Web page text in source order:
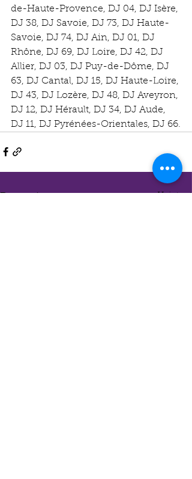
de-Haute-Provence, DJ 04, DJ Isère,
DJ 38, DJ Savoie, DJ 73, DJ Haute-
Savoie, DJ 74, DJ Ain, DJ 01, DJ
Rhône, DJ 69, DJ Loire, DJ 42, DJ
Allier, DJ 03, DJ Puy-de-Dôme, DJ
63, DJ Cantal, DJ 15, DJ Haute-Loire,
DJ 43, DJ Lozère, DJ 48, DJ Aveyron,
DJ 12, DJ Hérault, DJ 34, DJ Aude,
DJ 11, DJ Pyrénées-Orientales, DJ 66.
Voir tout